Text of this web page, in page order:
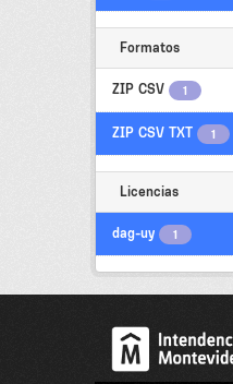
Formatos
ZIP CSV 1
ZIP CSV TXT 1
Licencias
dag-uy 1